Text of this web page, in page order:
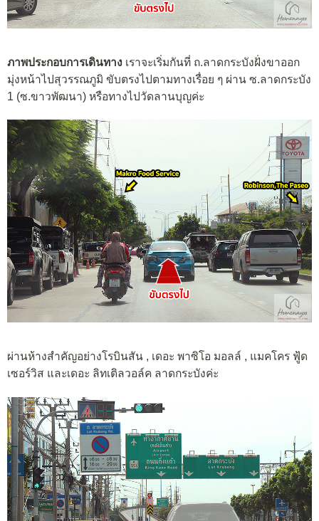
ภาพประกอบการเดินทาง เราจะเริ่มกันที่ ถ.ลาดกระบังฝั่งขาออก
มุ่งหน้าไปสุวรรณภูมิ ขับตรงไปตามทางเรื่อย ๆ ผ่าน ซ.ลาดกระบัง
1 (ซ.ขาวพัฒนา) หรือทางไปวัดลานบุญค่ะ
ผ่านห้างสำคัญอย่างโรบินสัน , เดอะ พาซิโอ มอลล์ , แมคโคร ฟู้ด
เซอร์วิส และเดอะ ลิทเติลวอล์ค ลาดกระบังค่ะ